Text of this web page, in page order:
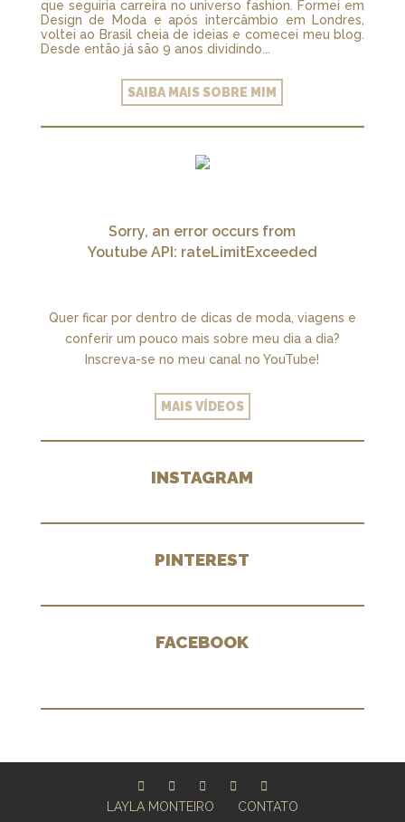
que seguiria carreira no universo fashion. Formei em
Design de Moda e após intercâmbio em Londres,
voltei ao Brasil cheia de ideias e comecei meu blog.
Desde então já são 9 anos dividindo...
SAIBA MAIS SOBRE MIM
Sorry, an error occurs from
Youtube API: rateLimitExceeded
Quer ficar por dentro de dicas de moda, viagens e
conferir um pouco mais sobre meu dia a dia?
Inscreva-se no meu canal no YouTube!
MAIS VÍDEOS
INSTAGRAM
PINTEREST
FACEBOOK
LAYLA MONTEIRO CONTATO